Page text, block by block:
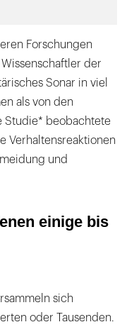
Forschungen
der
Sonar in viel
als von den
Studie* beobachtete
Verhaltensreaktionen
und
einige bis
sich
oder Tausenden.